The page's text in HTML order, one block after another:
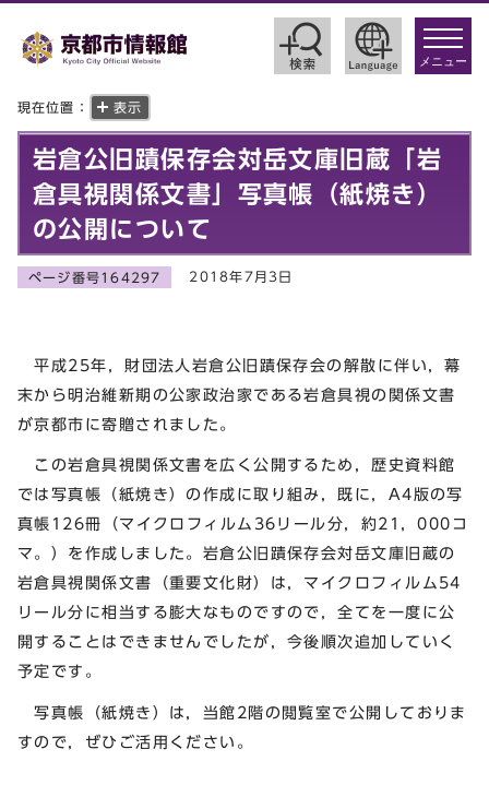
toggle
メニュー
現在位置： 表示
岩倉公旧蹟保存会対岳文庫旧蔵「岩
倉具視関係文書」写真帳（紙焼き）
の公開について
ページ番号164297 2018年7月3日
平成25年，財団法人岩倉公旧蹟保存会の解散に伴い，幕
末から明治維新期の公家政治家である岩倉具視の関係文書
が京都市に寄贈されました。
この岩倉具視関係文書を広く公開するため，歴史資料館
では写真帳（紙焼き）の作成に取り組み，既に，A4版の写
真帳126冊（マイクロフィルム36リール分，約21，000コ
マ。）を作成しました。岩倉公旧蹟保存会対岳文庫旧蔵の
岩倉具視関係文書（重要文化財）は，マイクロフィルム54
リール分に相当する膨大なものですので，全てを一度に公
開することはできませんでしたが，今後順次追加していく
予定です。
写真帳（紙焼き）は，当館2階の閲覧室で公開しておりま
すので，ぜひご活用ください。